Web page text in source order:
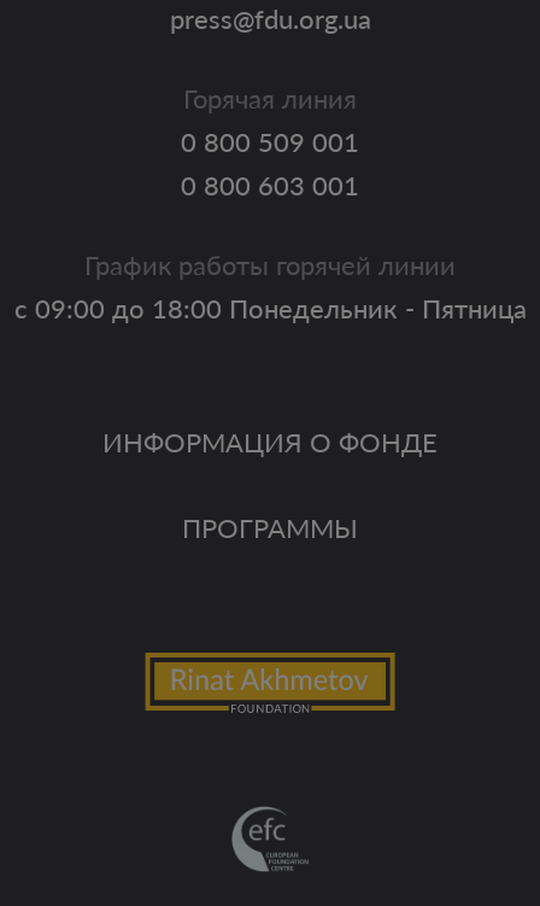
ИНФОРМАЦИЯ О ФОНДЕ
ПРОГРАММЫ
press@fdu.org.ua
Горячая линия
0 800 509 001
0 800 603 001
График работы горячей линии
с 09:00 до 18:00 Понедельник - Пятница